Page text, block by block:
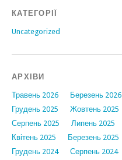
КАТЕГОРІЇ
Uncategorized
АРХІВИ
Травень 2026 Березень 2026
Грудень 2025
Жовтень 2025
Серпень 2025
Липень 2025
Квітень 2025
Березень 2025
Грудень 2024
Серпень 2024